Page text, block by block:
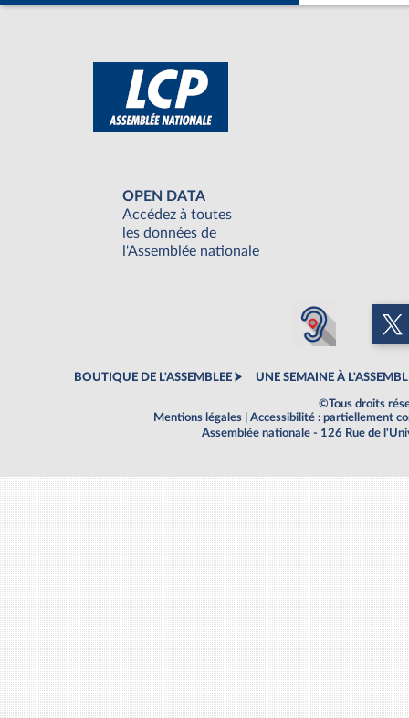
OPEN DATA
Accédez à toutes
les données de
l'Assemblée nationale
BOUTIQUE DE L'ASSEMBLEE UNE SEMAINE À
©Tous droits
Mentions légales
Accessibilité : partiellement
Assemblée nationale - 126 Rue de